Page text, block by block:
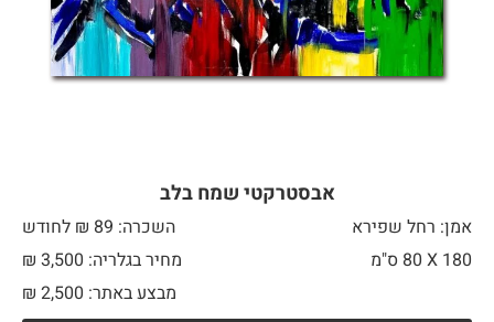
אבסטרקטי שמח בלב
אמן: רחל שפירא
השכרה: 89 ₪ לחודש
180 X
מחיר בגלריה: 3,500 ₪
מבצע באתר:
₪ 2,500